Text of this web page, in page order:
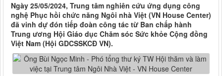
Ngày 25/05/2024, Trung tâm nghiên cứu ứng dụng công
nghệ Phục hồi chức năng Ngôi nhà Việt (VN House Center)
đã vinh dự đón tiếp đoàn công tác từ Ban chấp hành
Trung ương Hội Giáo dục Chăm sóc Sức khỏe Cộng đồng
Việt Nam (Hội GDCSSKCĐ VN).